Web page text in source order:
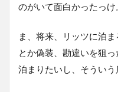
のがいて面白かったっけ
ま、将来、リッツに泊
とか偽装、勘違いを狙
泊まりたいし、そういう